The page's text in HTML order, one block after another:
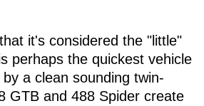
it's considered the "little"
perhaps the quickest vehicle
a clean sounding twin-
GTB and 488 Spider create